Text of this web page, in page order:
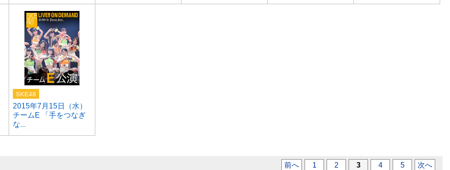
2015年7月15日（水）
チームE 「手をつなぎ
な...
SKE48
前へ 1 2 3 4 5 次へ